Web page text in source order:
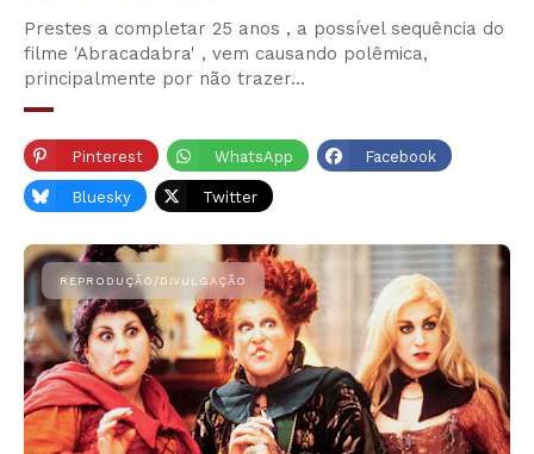
Prestes a completar 25 anos , a possível sequência do
filme 'Abracadabra' , vem causando polêmica,
principalmente por não trazer…
Pinterest WhatsApp Facebook
Bluesky Twitter